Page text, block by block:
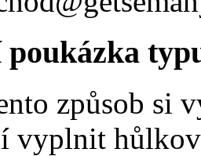
poukázka
způsob si
vyplnit